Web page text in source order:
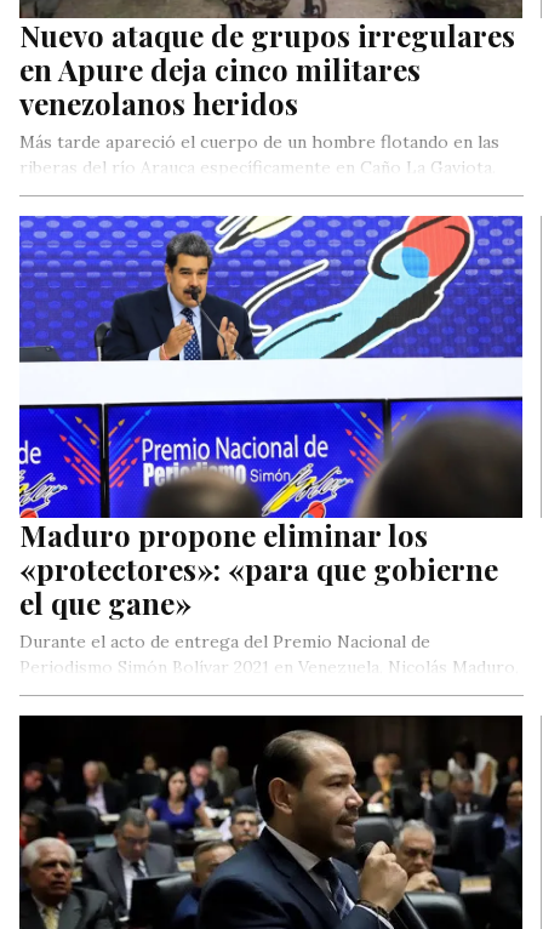
Nuevo ataque de grupos irregulares
en Apure deja cinco militares
venezolanos heridos
Más tarde apareció el cuerpo de un hombre flotando en las
riberas del río Arauca específicamente en Caño La Gaviota.
Maduro propone eliminar los
«protectores»: «para que gobierne
el que gane»
Durante el acto de entrega del Premio Nacional de
Periodismo Simón Bolívar 2021 en Venezuela, Nicolás Maduro,
propuso eliminar los…